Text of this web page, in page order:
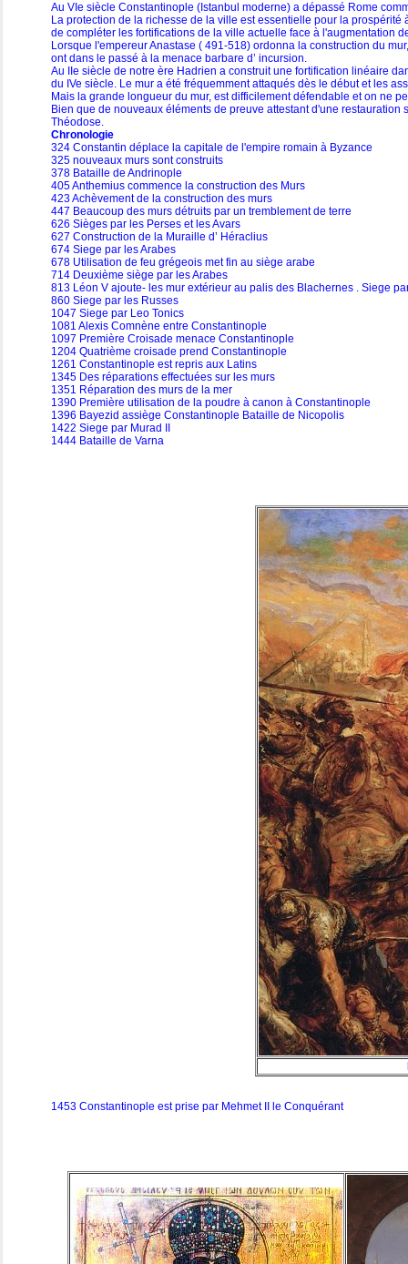
Au VIe siècle Constantinople (Istanbul moderne) a dépassé Rome
La protection de la richesse de la ville est essentielle pour la
de compléter les fortifications de la ville actuelle face à l'augmentation
Lorsque l'empereur Anastase ( 491-518) ordonna la construction du
ont dans le passé à la menace barbare d’ incursion.
Au IIe siècle de notre ère Hadrien a construit une fortification linéaire
du IVe siècle. Le mur a été fréquemment attaqués dès le début et les
Mais la grande longueur du mur, est difficilement défendable et on ne
Bien que de nouveaux éléments de preuve attestant d'une
Théodose.
Chronologie
324 Constantin déplace la capitale de l'empire romain à Byzance
325 nouveaux murs sont construits
378 Bataille de Andrinople
405 Anthemius commence la construction des Murs
423 Achèvement de la construction des murs
447 Beaucoup des murs détruits par un tremblement de terre
626 Sièges par les Perses et les Avars
627 Construction de la Muraille d’ Héraclius
674 Siege par les Arabes
678 Utilisation de feu grégeois met fin au siège arabe
714 Deuxième siège par les Arabes
813 Léon V ajoute- les mur extérieur au palis des Blachernes . Siege
860 Siege par les Russes
1047 Siege par Leo Tonics
1081 Alexis Comnène entre Constantinople
1097 Première Croisade menace Constantinople
1204 Quatrième croisade prend Constantinople
1261 Constantinople est repris aux Latins
1345 Des réparations effectuées sur les murs
1351 Réparation des murs de la mer
1390 Première utilisation de la poudre à canon à Constantinople
1396 Bayezid assiège Constantinople Bataille de Nicopolis
1422 Siege par Murad II
1444 Bataille de Varna
1453 Constantinople est prise par Mehmet II le Conquérant